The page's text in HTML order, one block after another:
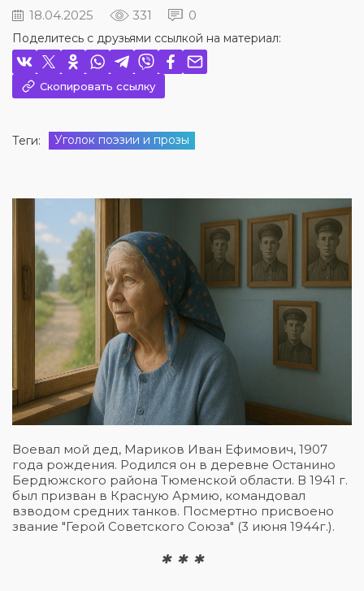
18.04.2025 331 0
Поделитесь с друзьями ссылкой на материал:
Скопировать ссылку
Теги: Уголок поэзии и прозы
Воевал мой дед, Мариков Иван Ефимович, 1907
года рождения. Родился он в деревне Останино
Бердюжского района Тюменской области. В 1941 г.
был призван в Красную Армию, командовал
взводом средних танков. Посмертно присвоено
звание "Герой Советского Союза" (3 июня 1944г.).
* * *